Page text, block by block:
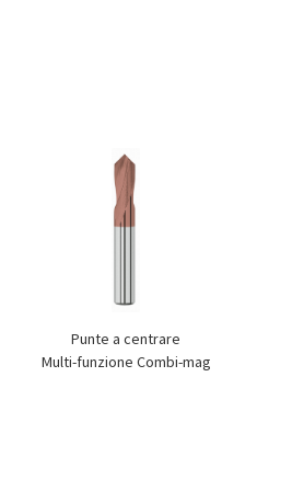
Punte a centrare
Multi-funzione Combi-mag